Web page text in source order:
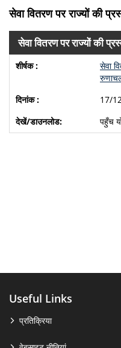
सेवा वितरण पर राज्यों की
सेवा वितरण पर राज्यों की
सेवा
17/
पहुँच
Useful Links
प्रतिक्रिया